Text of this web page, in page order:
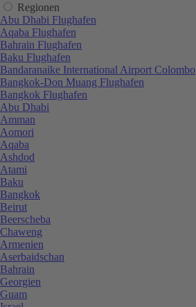
Regionen
Abu Dhabi Flughafen
Aqaba Flughafen
Bahrain Flughafen
Baku Flughafen
Bandaranaike International Airport Colombo
Bangkok-Don Muang Flughafen
Bangkok Flughafen
Abu Dhabi
Amman
Aomori
Aqaba
Ashdod
Atami
Baku
Bangkok
Beirut
Beerscheba
Chaweng
Armenien
Aserbaidschan
Bahrain
Georgien
Guam